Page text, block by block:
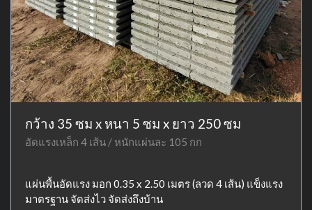
กว้าง 35 ซม x หนา 5 ซม x ยาว 250 ซม
อัดแรงเหล็ก 4 เส้น / หนักแผ่นละ 105 กก
แผ่นพื้นอัดแรง มอก 0.35 x 2.50 เมตร (ลวด 4 เส้น) แข็งแรง
มาตรฐาน จัดส่งไว จัดส่งถึงบ้าน